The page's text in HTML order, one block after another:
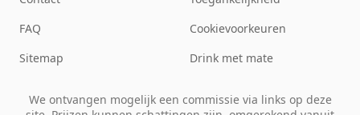
FAQ
Sitemap
Cookievoorkeuren
Drink met mate
We ontvangen mogelijk een commissie via links op deze